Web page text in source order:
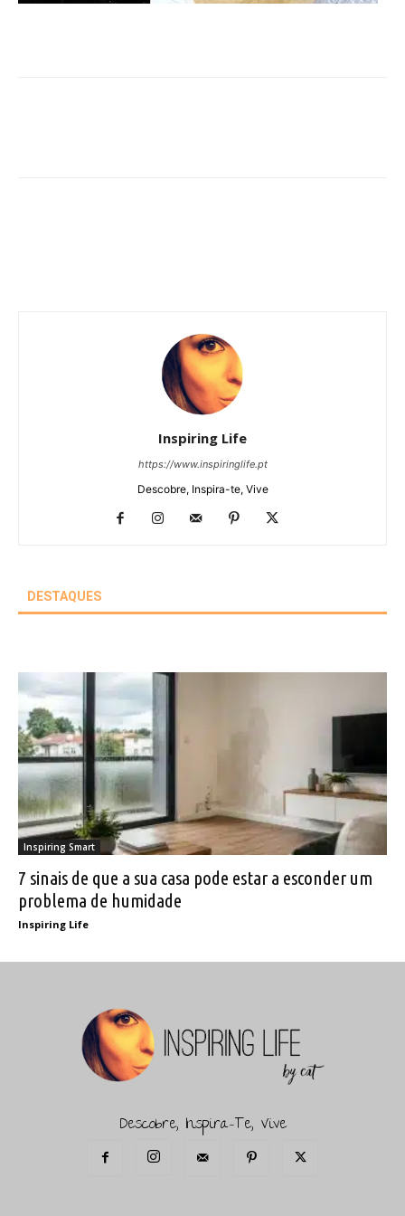
Inspiring Life
https://www.inspiringlife.pt
Descobre, Inspira-te, Vive
DESTAQUES
Inspiring Smart
7 sinais de que a sua casa pode estar a esconder um
problema de humidade
Inspiring Life
Descobre, Inspira-Te, Vive